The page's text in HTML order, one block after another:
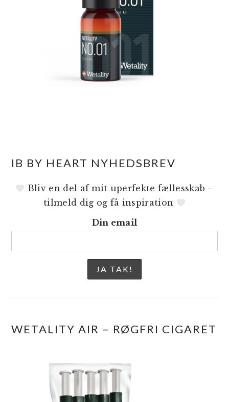
IB BY HEART NYHEDSBREV
Bliv en del af mit uperfekte fællesskab –
tilmeld dig og få inspiration
Din email
WETALITY AIR – RØGFRI CIGARET